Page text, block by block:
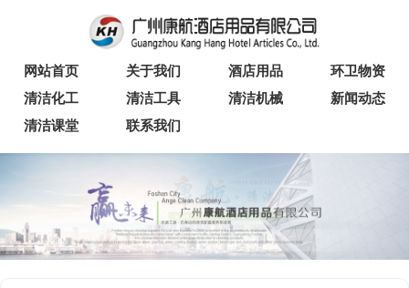
网站首页 关于我们 酒店用品
环卫物资
清洁化工
清洁工具 清洁机械
新闻动态
清洁课堂
联系我们